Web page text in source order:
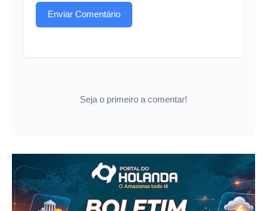
Enviar Comentário
Seja o primeiro a comentar!